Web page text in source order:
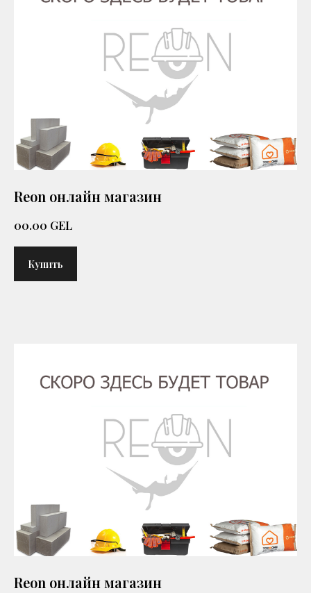
Reon онлайн магазин
00.00 GEL
Купить
Reon онлайн магазин